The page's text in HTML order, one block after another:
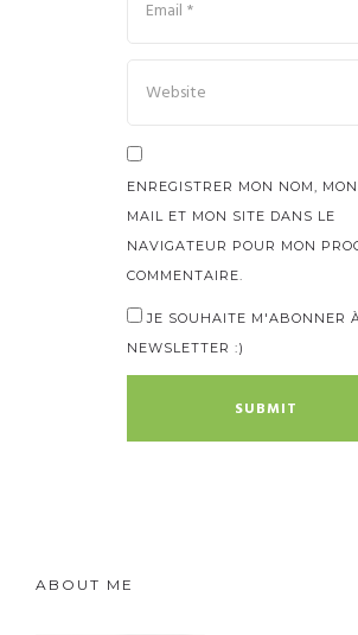
ENREGISTRER MON NOM,
MAIL ET MON SITE DANS LE
NAVIGATEUR POUR MON
COMMENTAIRE.
JE SOUHAITE M'ABONNER
NEWSLETTER :)
ABOUT ME